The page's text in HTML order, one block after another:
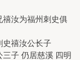
禧汝为福州刺史俱
史禧汝公长子
子 仍居慈溪 四明